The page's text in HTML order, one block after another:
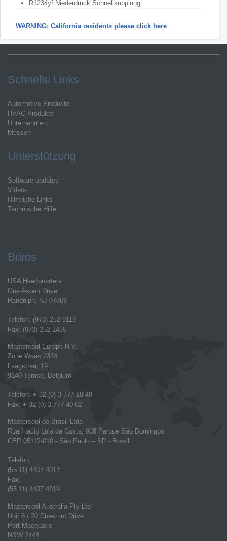
R1234yf Niederdruck Schnellkupplung
WARNING: California residents please click here
Schnelle Links
Automotive-Produkte
HVAC-Produkte
Unternehmen
Messen
Unterstützung
Software-updates
Videos
Hilfreiche Links
Technische Hilfe
Büros
USA Headquarters
One Aspen Drive
Randolph, NJ 07869
Telefon: (973) 252-9119
Fax: (973) 252-2455
Mastercool Europe N.V.
Zone Waas 2334
Laagstraat 19
9140 Temse, Belgium
Telefon: + 32 (0) 3 777 28 48
Fax: + 32 (0) 3 777 40 62
Mastercool do Brasil Ltda
Rua Inácio Luis da Costa, 908 Parque São Domingos
CEP 05112-010 - São Paulo – SP - Brasil
Telefon:
(55 11) 4407 4017
Fax:
(55 11) 4407 4019
Mastercool Australia Pty Ltd
Unit 8 / 20 Chestnut Drive
Port Macquarie
NSW 2444